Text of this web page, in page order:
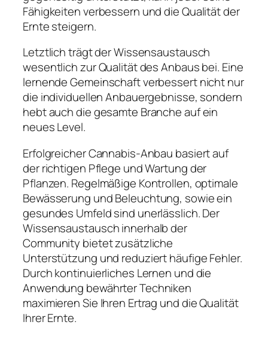
Fähigkeiten verbessern und die Qualität der
Ernte steigern.
Letztlich trägt der Wissensaustausch
wesentlich zur Qualität des Anbaus bei. Eine
lernende Gemeinschaft verbessert nicht nur
die individuellen Anbauergebnisse, sondern
hebt auch die gesamte Branche auf ein
neues Level.
Erfolgreicher Cannabis-Anbau basiert auf
der richtigen Pflege und Wartung der
Pflanzen. Regelmäßige Kontrollen, optimale
Bewässerung und Beleuchtung, sowie ein
gesundes Umfeld sind unerlässlich. Der
Wissensaustausch innerhalb der
Community bietet zusätzliche
Unterstützung und reduziert häufige Fehler.
Durch kontinuierliches Lernen und die
Anwendung bewährter Techniken
maximieren Sie Ihren Ertrag und die Qualität
Ihrer Ernte.